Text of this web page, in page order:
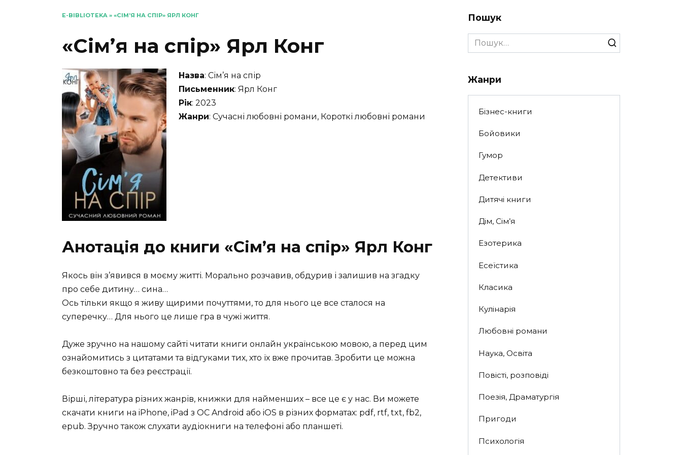
E-BIBLIOTEKA » «СІМ’Я НА СПІР» ЯРЛ КОНГ
«Сім’я на спір» Ярл Конг
Назва: Сім’я на спір
Письменник: Ярл Конг
Рік: 2023
Жанри: Сучасні любовні романи, Короткі любовні романи
Анотація до книги «Сім’я на спір» Ярл Конг
Якось він з’явився в моєму житті. Морально розчавив, обдурив і залишив на згадку
про себе дитину… сина…
Ось тільки якщо я живу щирими почуттями, то для нього це все сталося на
суперечку… Для нього це лише гра в чужі життя.
Дуже зручно на нашому сайті читати книги онлайн українською мовою, а перед цим
ознайомитись з цитатами та відгуками тих, хто їх вже прочитав. Зробити це можна
безкоштовно та без реєстрації.
Вірші, література різних жанрів, книжки для найменших – все це є у нас. Ви можете
скачати книги на iPhone, iPad з ОС Android або iOS в різних форматах: pdf, rtf, txt, fb2,
epub. Зручно також слухати аудіокниги на телефоні або планшеті.
Пошук
Search
for:
Жанри
Бізнес-книги
Бойовики
Гумор
Детективи
Дитячі книги
Дім, Сім’я
Езотерика
Есеїстика
Класика
Кулінарія
Любовні романи
Наука, Освіта
Повісті, розповіді
Поезія, Драматургія
Пригоди
Психологія